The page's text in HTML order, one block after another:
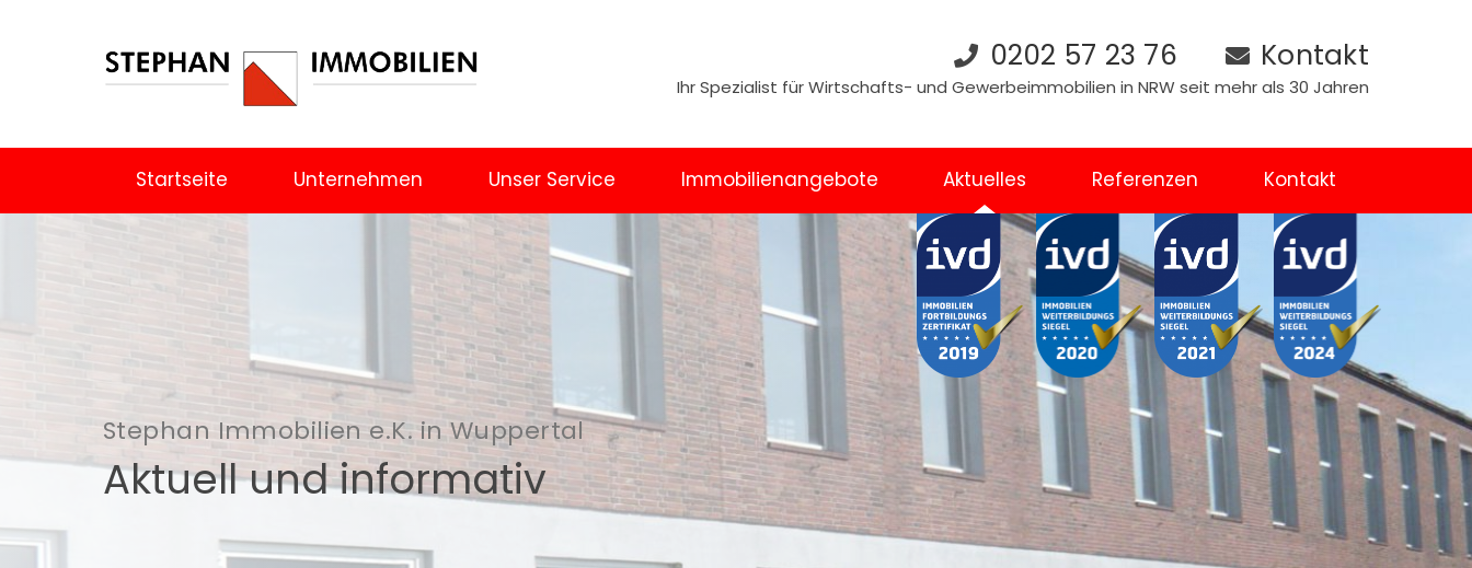
0202 57 23 76 Kontakt
Ihr Spezialist für Wirtschafts- und Gewerbeimmobilien in NRW seit mehr als 30 Jahren
Startseite Unternehmen Unser Service Immobilienangebote Aktuelles Referenzen Kontakt
Stephan Immobilien e.K. in Wuppertal
Aktuell und informativ